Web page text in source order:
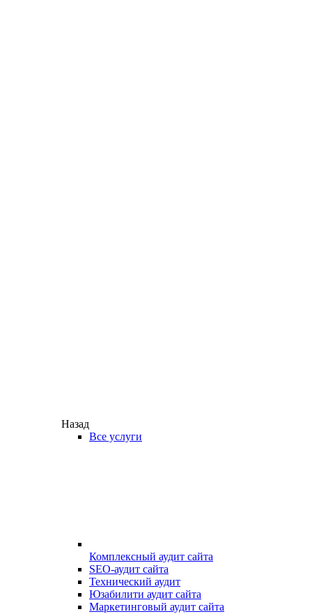
Назад
Все услуги
Комплексный аудит сайта
SEO-аудит сайта
Технический аудит
Юзабилити аудит сайта
Маркетинговый аудит сайта